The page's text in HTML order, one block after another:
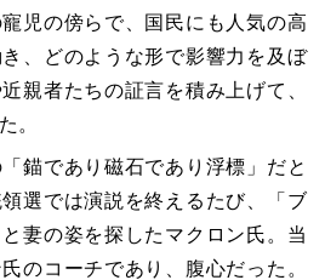
児の傍らで、国民にも人気の高
、どのような形で影響力を及ぼ
親者たちの証言を積み上げて、
。
錨であり磁石であり浮標」だと
選では演説を終えるたび、「ブ
妻の姿を探したマクロン氏。当
のコーチであり、腹心だった。